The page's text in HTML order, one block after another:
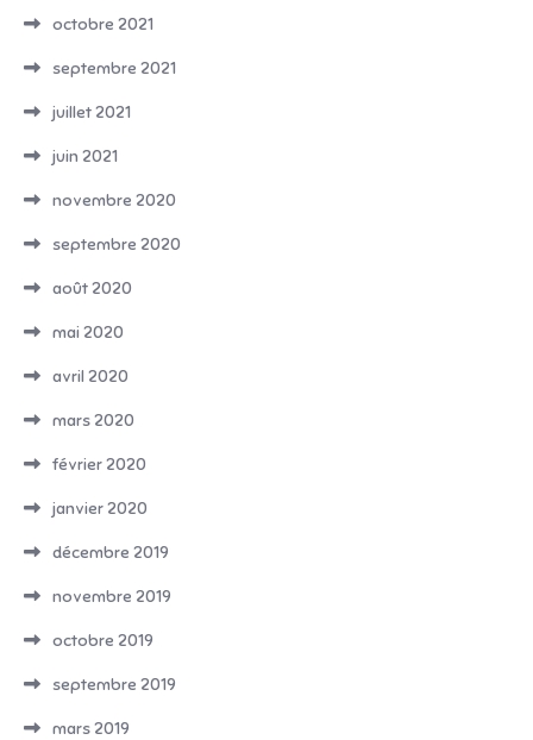
octobre 2021
septembre 2021
juillet 2021
juin 2021
novembre 2020
septembre 2020
août 2020
mai 2020
avril 2020
mars 2020
février 2020
janvier 2020
décembre 2019
novembre 2019
octobre 2019
septembre 2019
mars 2019